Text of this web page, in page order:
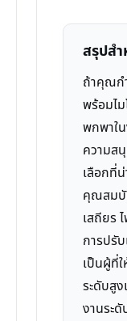
สรุปส
ถ้าคุณก
พร้อมไม
พกพาใ
ความส
เลือกที่
คุณสมบั
เสถียร
การปรั
เป็นผู้ที่
ระดับสู
งานระ